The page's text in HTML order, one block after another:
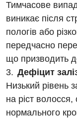
Тимчасове
виникає після
пологів або
передчасно
що призводить
Дефіцит
Низький рівень
на ріст волосся,
нормального